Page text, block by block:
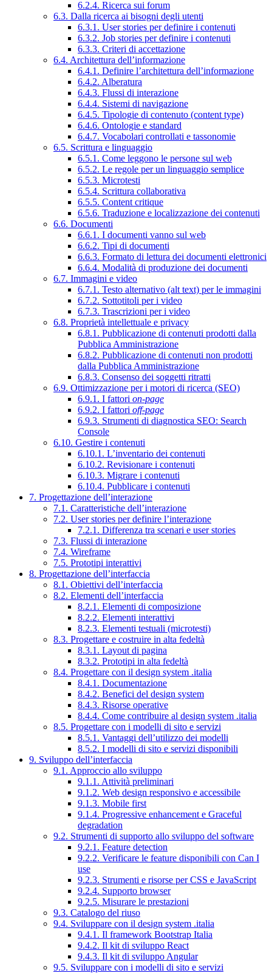
6.2.4. Ricerca sui forum
6.3. Dalla ricerca ai bisogni degli utenti
6.3.1. User stories per definire i contenuti
6.3.2. Job stories per definire i contenuti
6.3.3. Criteri di accettazione
6.4. Architettura dell’informazione
6.4.1. Definire l’architettura dell’informazione
6.4.2. Alberatura
6.4.3. Flussi di interazione
6.4.4. Sistemi di navigazione
6.4.5. Tipologie di contenuto (content type)
6.4.6. Ontologie e standard
6.4.7. Vocabolari controllati e tassonomie
6.5. Scrittura e linguaggio
6.5.1. Come leggono le persone sul web
6.5.2. Le regole per un linguaggio semplice
6.5.3. Microtesti
6.5.4. Scrittura collaborativa
6.5.5. Content critique
6.5.6. Traduzione e localizzazione dei contenuti
6.6. Documenti
6.6.1. I documenti vanno sul web
6.6.2. Tipi di documenti
6.6.3. Formato di lettura dei documenti elettronici
6.6.4. Modalità di produzione dei documenti
6.7. Immagini e video
6.7.1. Testo alternativo (alt text) per le immagini
6.7.2. Sottotitoli per i video
6.7.3. Trascrizioni per i video
6.8. Proprietà intellettuale e privacy
6.8.1. Pubblicazione di contenuti prodotti dalla
Pubblica Amministrazione
6.8.2. Pubblicazione di contenuti non prodotti
dalla Pubblica Amministrazione
6.8.3. Consenso dei soggetti ritratti
6.9. Ottimizzazione per i motori di ricerca (SEO)
6.9.1. I fattori on-page
6.9.2. I fattori off-page
6.9.3. Strumenti di diagnostica SEO: Search
Console
6.10. Gestire i contenuti
6.10.1. L’inventario dei contenuti
6.10.2. Revisionare i contenuti
6.10.3. Migrare i contenuti
6.10.4. Pubblicare i contenuti
7. Progettazione dell’interazione
7.1. Caratteristiche dell’interazione
7.2. User stories per definire l’interazione
7.2.1. Differenza tra scenari e user stories
7.3. Flussi di interazione
7.4. Wireframe
7.5. Prototipi interattivi
8. Progettazione dell’interfaccia
8.1. Obiettivi dell’interfaccia
8.2. Elementi dell’interfaccia
8.2.1. Elementi di composizione
8.2.2. Elementi interattivi
8.2.3. Elementi testuali (microtesti)
8.3. Progettare e costruire in alta fedeltà
8.3.1. Layout di pagina
8.3.2. Prototipi in alta fedeltà
8.4. Progettare con il design system .italia
8.4.1. Documentazione
8.4.2. Benefici del design system
8.4.3. Risorse operative
8.4.4. Come contribuire al design system .italia
8.5. Progettare con i modelli di sito e servizi
8.5.1. Vantaggi dell’utilizzo dei modelli
8.5.2. I modelli di sito e servizi disponibili
9. Sviluppo dell’interfaccia
9.1. Approccio allo sviluppo
9.1.1. Attività preliminari
9.1.2. Web design responsivo e accessibile
9.1.3. Mobile first
9.1.4. Progressive enhancement e Graceful
degradation
9.2. Strumenti di supporto allo sviluppo del software
9.2.1. Feature detection
9.2.2. Verificare le feature disponibili con Can I
use
9.2.3. Strumenti e risorse per CSS e JavaScript
9.2.4. Supporto browser
9.2.5. Misurare le prestazioni
9.3. Catalogo del riuso
9.4. Sviluppare con il design system .italia
9.4.1. Il framework Bootstrap Italia
9.4.2. Il kit di sviluppo React
9.4.3. Il kit di sviluppo Angular
9.5. Sviluppare con i modelli di sito e servizi